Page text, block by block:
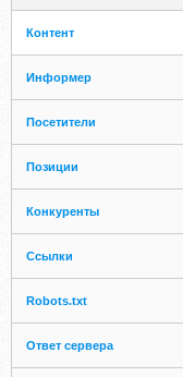
Контент
Информер
Посетители
Позиции
Конкуренты
Ссылки
Robots.txt
Ответ сервера